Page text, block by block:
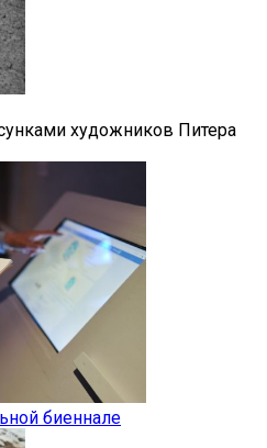
художников Питера
биеннале